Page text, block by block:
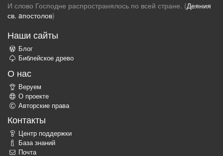
И слово Господне распространялось по всей стране. (Деяния
св. aпостолов)
Наши сайты
Блог
Библейское древо
О нас
Веруем
О проекте
Авторские права
Контакты
Центр поддержки
База знаний
Почта